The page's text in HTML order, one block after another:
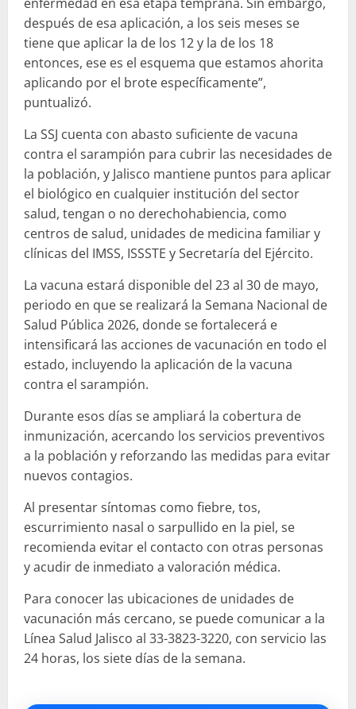
después de esa aplicación, a los seis meses se
tiene que aplicar la de los 12 y la de los 18
entonces, ese es el esquema que estamos ahorita
aplicando por el brote específicamente”,
puntualizó.
La SSJ cuenta con abasto suficiente de vacuna
contra el sarampión para cubrir las necesidades de
la población, y Jalisco mantiene puntos para aplicar
el biológico en cualquier institución del sector
salud, tengan o no derechohabiencia, como
centros de salud, unidades de medicina familiar y
clínicas del IMSS, ISSSTE y Secretaría del Ejército.
La vacuna estará disponible del 23 al 30 de mayo,
periodo en que se realizará la Semana Nacional de
Salud Pública 2026, donde se fortalecerá e
intensificará las acciones de vacunación en todo el
estado, incluyendo la aplicación de la vacuna
contra el sarampión.
Durante esos días se ampliará la cobertura de
inmunización, acercando los servicios preventivos
a la población y reforzando las medidas para evitar
nuevos contagios.
Al presentar síntomas como fiebre, tos,
escurrimiento nasal o sarpullido en la piel, se
recomienda evitar el contacto con otras personas
y acudir de inmediato a valoración médica.
Para conocer las ubicaciones de unidades de
vacunación más cercano, se puede comunicar a la
Línea Salud Jalisco al 33-3823-3220, con servicio las
24 horas, los siete días de la semana.